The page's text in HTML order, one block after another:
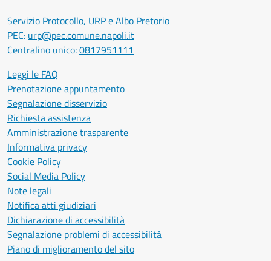
Servizio Protocollo, URP e Albo Pretorio
PEC: urp@pec.comune.napoli.it
Centralino unico:0817951111
Leggi le FAQ
Prenotazione appuntamento
Segnalazione disservizio
Richiesta assistenza
Amministrazione trasparente
Informativa privacy
Cookie Policy
Social Media Policy
Note legali
Notifica atti giudiziari
Dichiarazione di accessibilità
Segnalazione problemi di accessibilità
Piano di miglioramento del sito